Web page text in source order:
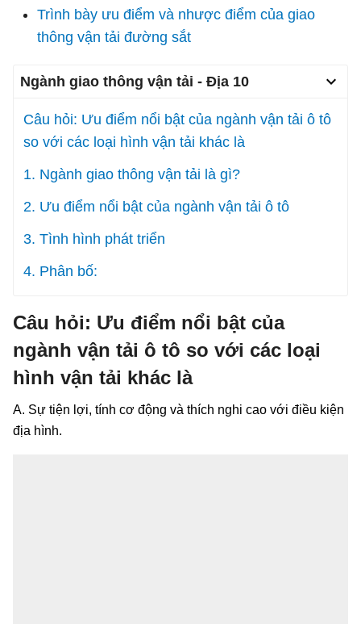
Trình bày ưu điểm và nhược điểm của giao
thông vận tải đường sắt
Ngành giao thông vận tải - Địa 10
Câu hỏi: Ưu điểm nổi bật của ngành vận tải ô tô
so với các loại hình vận tải khác là
1. Ngành giao thông vận tải là gì?
2. Ưu điểm nổi bật của ngành vận tải ô tô
3. Tình hình phát triển
4. Phân bố:
Câu hỏi: Ưu điểm nổi bật của
ngành vận tải ô tô so với các loại
hình vận tải khác là
A. Sự tiện lợi, tính cơ động và thích nghi cao với điều kiện
địa hình.